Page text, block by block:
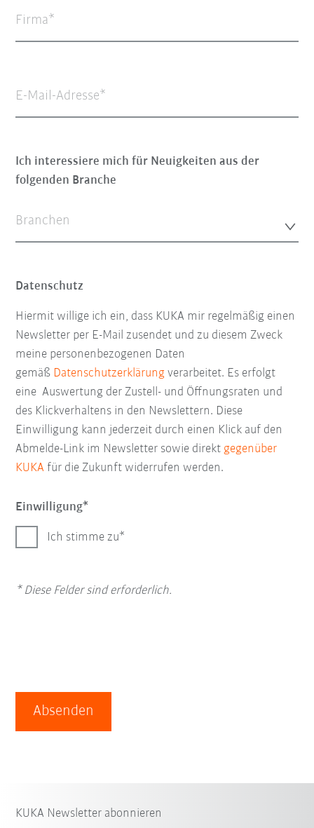
Firma
E-Mail-Adresse
Ich interessiere mich für Neuigkeiten aus der
folgenden Branche
Branchen
Datenschutz
Hiermit willige ich ein, dass KUKA mir regelmäßig einen
Newsletter per E-Mail zusendet und zu diesem Zweck
meine personenbezogenen Daten
gemäß Datenschutzerklärung verarbeitet. Es erfolgt
eine Auswertung der Zustell- und Öffnungsraten und
des Klickverhaltens in den Newslettern. Diese
Einwilligung kann jederzeit durch einen Klick auf den
Abmelde-Link im Newsletter sowie direktgegenüber
KUKA für die Zukunft widerrufen werden.
Einwilligung
Ich stimme zu
* Diese Felder sind erforderlich.
Absenden
KUKA Newsletter abonnieren